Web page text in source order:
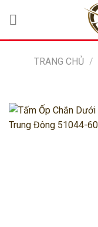
qua
TRANG CHỦ /